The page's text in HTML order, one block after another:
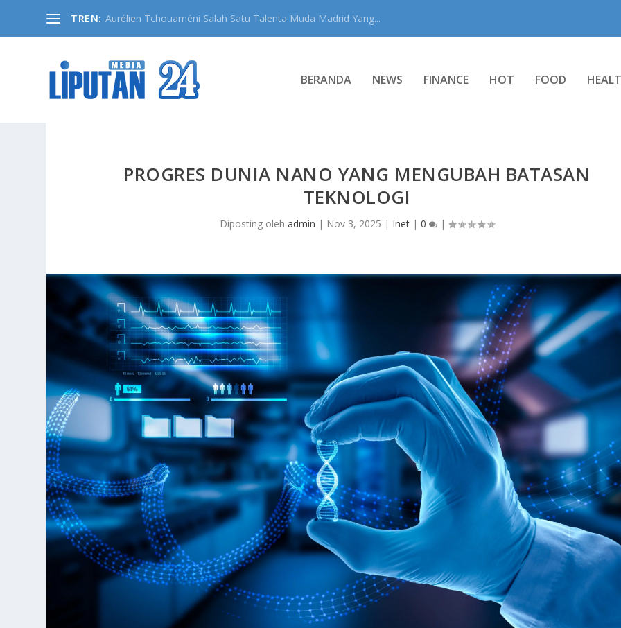
TREN: Aurélien Tchouaméni Salah Satu Talenta Muda Madrid Yang...
BERANDA NEWS FINANCE HOT FOOD
PROGRES DUNIA NANO YANG MENGUBAH BATASAN
TEKNOLOGI
Diposting oleh admin | Nov 3, 2025 | Inet| 0 |